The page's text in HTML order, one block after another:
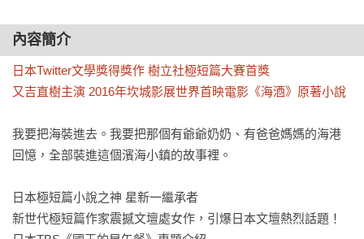
內容簡介
日本Twitter文學獎得獎作 樹立社極短篇大賽首獎
又吉直樹主演 2016年坎城影展世界首映電影《海酒》原著小說
我要把海裝進去。我要把那個有爺爺奶奶、有爸爸媽媽的海港
回憶，全部裝進這個濱海小鎮的故事裡。
日本極短篇小說之神 星新一繼承者
新世代極短篇作家震撼文壇處女作，引爆日本文壇熱烈話題！